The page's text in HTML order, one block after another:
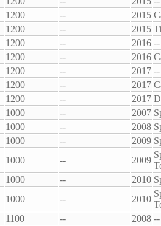
1200 -- 2015
1200 -- 2015
1200 -- 2016 --
1200 -- 2016
1200 -- 2017 --
1200 -- 2017
1200 -- 2017
1000 -- 2007
1000 -- 2008
1000 -- 2009
1000 -- 2009
1000 -- 2010
1000 -- 2010
1100 -- 2008 --